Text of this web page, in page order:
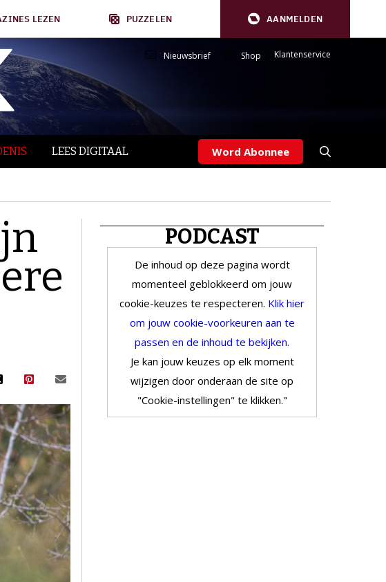
LEZEN PUZZELEN AANMELDEN
Nieuwsbrief Shop Klantenservice
LEES DIGITAAL Word Abonnee
PODCAST
De inhoud op deze pagina wordt
momenteel geblokkeerd om jouw
cookie-keuzes te respecteren. Klik hier
om jouw cookie-voorkeuren aan te
passen en de inhoud te bekijken.
Je kan jouw keuzes op elk moment
wijzigen door onderaan de site op
"Cookie-instellingen" te klikken."